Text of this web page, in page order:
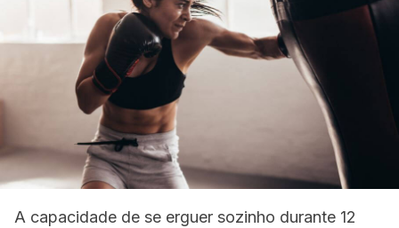
A capacidade de se erguer sozinho durante 12